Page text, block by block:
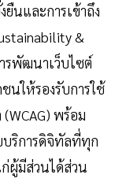
นและการเข้าถึง
&
รพัฒนาเว็บไซต์
นให้รองรับการใช้
พร้อม
ริการดิจิทัลที่ทุก
ผู้มีส่วนได้ส่วน